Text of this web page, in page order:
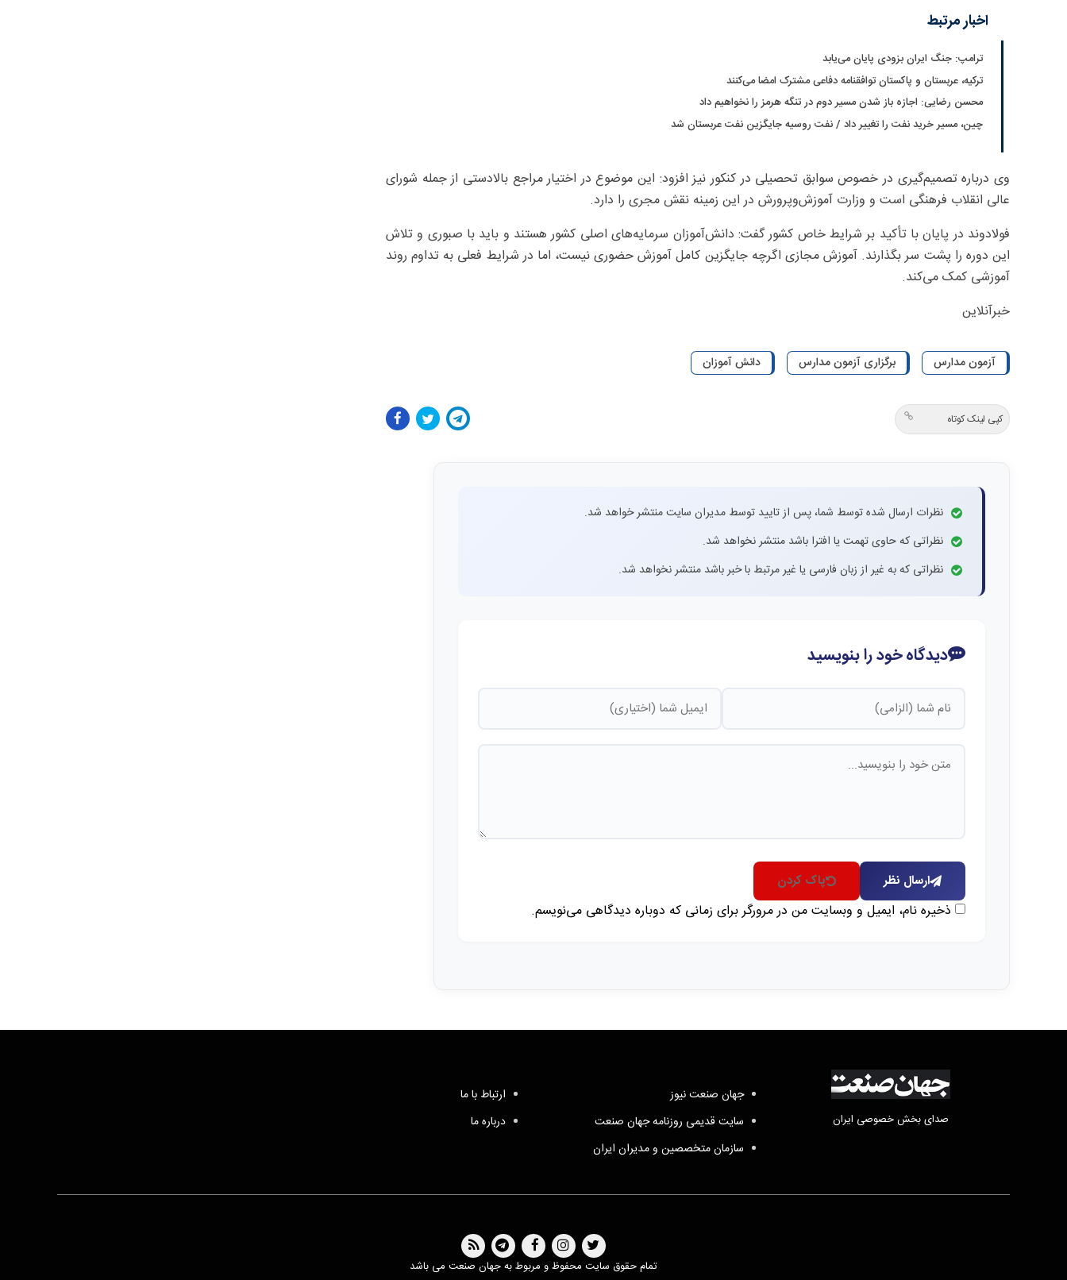
اخبار مرتبط
ترامپ: جنگ ایران بزودی پایان می‌یابد
ترکیه، عربستان و پاکستان توافقنامه دفاعی مشترک امضا می‌کنند
محسن رضایی: اجازه باز شدن مسیر دوم در تنگه هرمز را نخواهیم داد
چین، مسیر خرید نفت را تغییر داد / نفت روسیه جایگزین نفت عربستان شد
وی درباره تصمیم‌گیری در خصوص سوابق تحصیلی در کنکور نیز افزود: این موضوع در اختیار مراجع بالادستی از جمله شورای
عالی انقلاب فرهنگی است و وزارت آموزش‌وپرورش در این زمینه نقش مجری را دارد.
فولادوند در پایان با تأکید بر شرایط خاص کشور گفت: دانش‌آموزان سرمایه‌های اصلی کشور هستند و باید با صبوری و تلاش
این دوره را پشت سر بگذارند. آموزش مجازی اگرچه جایگزین کامل آموزش حضوری نیست، اما در شرایط فعلی به تداوم روند
آموزشی کمک می‌کند.
خبرآنلاین
آزمون مدارس برگزاری آزمون مدارس دانش آموزان
کپی لینک کوتاه
نظرات ارسال شده توسط شما، پس از تایید توسط مدیران سایت منتشر خواهد شد.
نظراتی که حاوی تهمت یا افترا باشد منتشر نخواهد شد.
نظراتی که به غیر از زبان فارسی یا غیر مرتبط با خبر باشد منتشر نخواهد شد.
دیدگاه خود را بنویسید
ارسال نظر پاک کردن
ذخیره نام، ایمیل و وبسایت من در مرورگر برای زمانی که دوباره دیدگاهی می‌نویسم.
صدای بخش خصوصی ایران
جهان صنعت نیوز
سایت قدیمی روزنامه جهان صنعت
سازمان متخصصین و مدیران ایران
ارتباط با ما
درباره ما
تمام حقوق سایت محفوظ و مربوط به جهان صنعت می باشد